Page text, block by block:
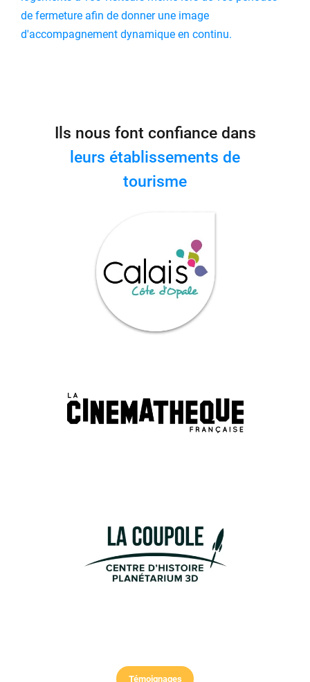
de fermeture afin de donner une image
d'accompagnement dynamique en continu.
Ils nous font confiance dans
leurs établissements de
tourisme
Témoignages